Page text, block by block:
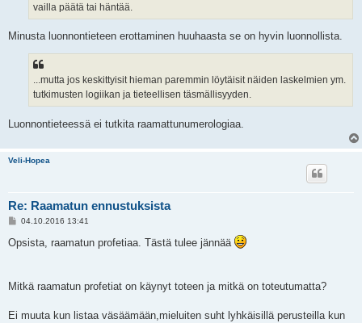
vailla päätä tai häntää.
Minusta luonnontieteen erottaminen huuhaasta se on hyvin luonnollista.
...mutta jos keskittyisit hieman paremmin löytäisit näiden laskelmien ym.
tutkimusten logiikan ja tieteellisen täsmällisyyden.
Luonnontieteessä ei tutkita raamattunumerologiaa.
Veli-Hopea
Re: Raamatun ennustuksista
V
e
s
04.10.2016 13:41
Opsista, raamatun profetiaa. Tästä tulee jännää
Mitkä raamatun profetiat on käynyt toteen ja mitkä on toteutumatta?
Ei muuta kun listaa väsäämään,mieluiten suht lyhkäisillä perusteilla kun